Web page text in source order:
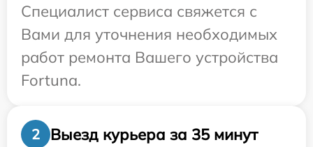
Специалист сервиса свяжется с
Вами для уточнения необходимых
работ ремонта Вашего устройства
Fortuna.
2
Выезд курьера за 35 минут